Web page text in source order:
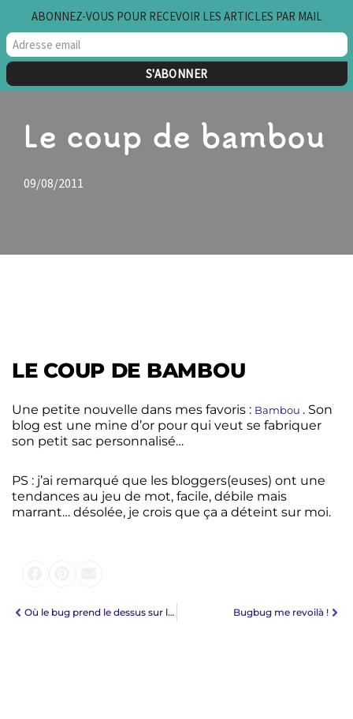
Aller
au
Le coup de bambou
09/08/2011
LE COUP DE BAMBOU
Une petite nouvelle dans mes favoris : Bambou . Son
blog est une mine d’or pour qui veut se fabriquer
son petit sac personnalisé…
PS : j’ai remarqué que les bloggers(euses) ont une
tendances au jeu de mot, facile, débile mais
marrant… désolée, je crois que ça a déteint sur moi.
Où le bug prend le dessus sur le blog Bugbug me revoilà !
ABONNEZ-VOUS POUR RECEVOIR LES ARTICLES PAR MAIL